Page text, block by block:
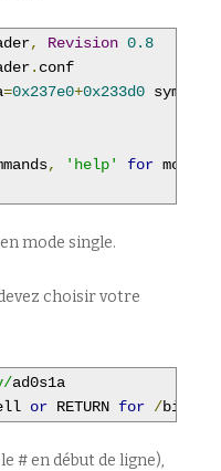
, Revision 0.8
.
=0x237e0+0x233d0 syms
, 'help' for more
mode single.
choisir votre
or RETURN for /bin
# en début de ligne),